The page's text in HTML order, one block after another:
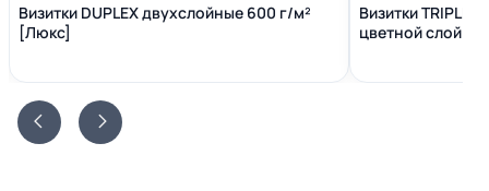
Визитки DUPLEX двухслойные 600 г/м²
[Люкс]
Визитки
цветной слой